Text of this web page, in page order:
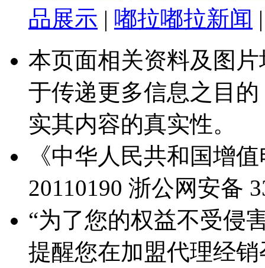
品展示 | 嘟拉嘟拉新闻 |
本页面相关资料及图
于传递更多信息之目
实其内容的真实性。
《中华人民共和国增
20110190 浙公网安备
“为了您的权益不受侵
提醒您在加盟代理经